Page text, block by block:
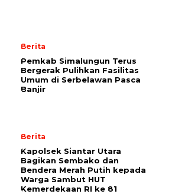
Berita
Pemkab Simalungun Terus
Bergerak Pulihkan Fasilitas
Umum di Serbelawan Pasca
Banjir
Berita
Kapolsek Siantar Utara
Bagikan Sembako dan
Bendera Merah Putih kepada
Warga Sambut HUT
Kemerdekaan RI ke 81